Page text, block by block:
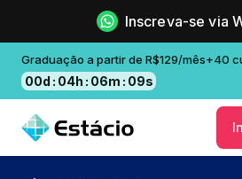
Inscreva-se via
Graduação a partir de R$129/mês+40
00d : 04h : 06m : 09s